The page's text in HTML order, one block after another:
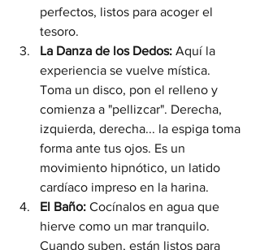
perfectos, listos para acoger el
tesoro.
La Danza de los Dedos: Aquí la
experiencia se vuelve mística.
Toma un disco, pon el relleno y
comienza a "pellizcar". Derecha,
izquierda, derecha... la espiga toma
forma ante tus ojos. Es un
movimiento hipnótico, un latido
cardíaco impreso en la harina.
El Baño: Cocínalos en agua que
hierve como un mar tranquilo.
Cuando suben, están listos para